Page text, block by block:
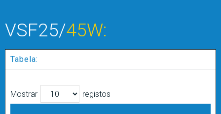
VSF25/45W:
Tabela:
Mostrar registos